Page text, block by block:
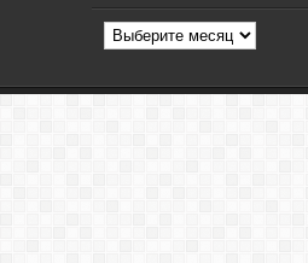
Архив
статей